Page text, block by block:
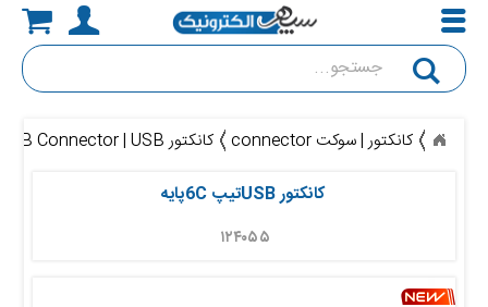
جستجو
کانکتور | سوکت connector
کانکتور USB Connector | USB
کانکتور USBتیپ 6Cپایه
۱۲۴۰۵۵